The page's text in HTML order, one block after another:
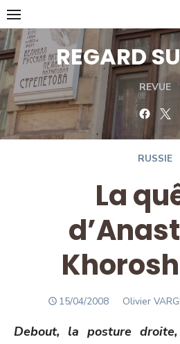
Skip
to
content
REGARD
REVUE
RUSSIE
La
POSTED
15/04/2008 Author
Olivier
Debout, la posture